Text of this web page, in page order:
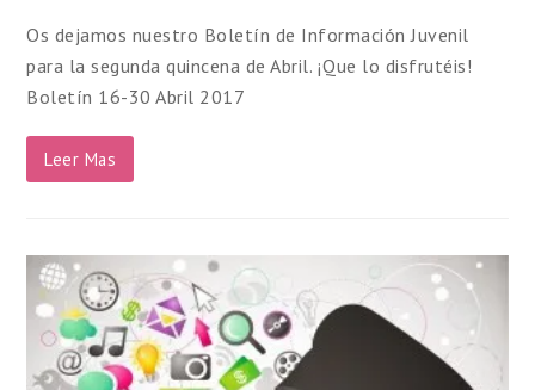
Os dejamos nuestro Boletín de Información Juvenil
para la segunda quincena de Abril. ¡Que lo disfrutéis!
Boletín 16-30 Abril 2017
Leer Mas